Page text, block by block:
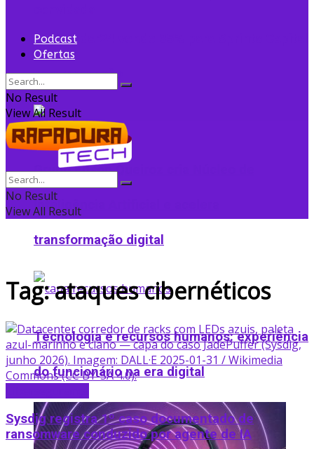
Flightradar24 vende 35% para Sprints Capital
para expansão
Grupo Edson Queiroz cria Núcleo de
Inteligência Artificial e acelera
transformação digital
Tecnologia e recursos humanos: experiência
do funcionário na era digital
Podcast
Ofertas
No Result
View All Result
No Result
View All Result
Tag:ataques cibernéticos
Sysdig registra 1º caso documentado de
ransomware conduzido por agente de IA